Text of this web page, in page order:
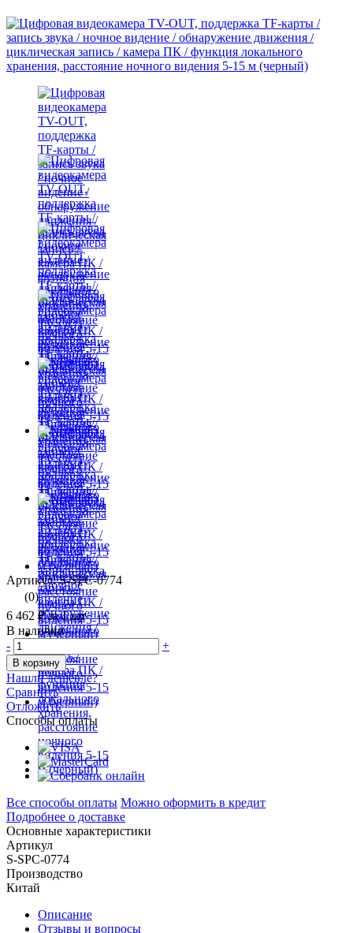
Артикул: S-SPC-0774
(0)
6 462 ₽за 1 шт
В наличии
-
+
В корзину
Нашли дешевле?
Сравнить
Отложить
Способы оплаты
Все способы оплаты Можно оформить в кредит
Подробнее о доставке
Основные характеристики
Артикул
S-SPC-0774
Производство
Китай
Описание
Отзывы и вопросы